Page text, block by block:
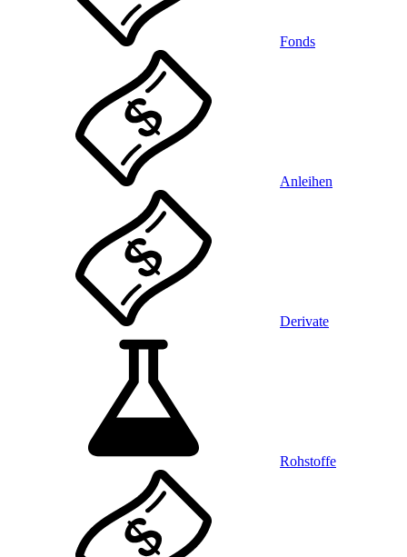
Fonds
Anleihen
Derivate
Rohstoffe